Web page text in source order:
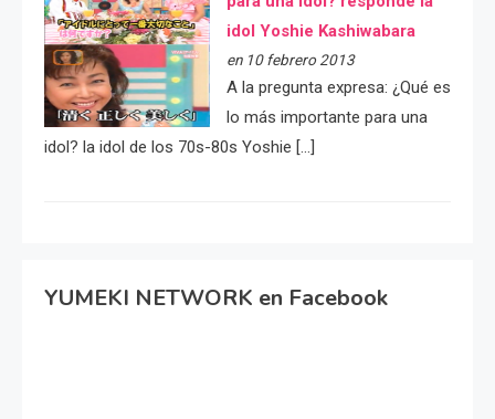
idol Yoshie Kashiwabara
en 10 febrero 2013
A la pregunta expresa: ¿Qué es
lo más importante para una
idol? la idol de los 70s-80s Yoshie […]
YUMEKI NETWORK en Facebook